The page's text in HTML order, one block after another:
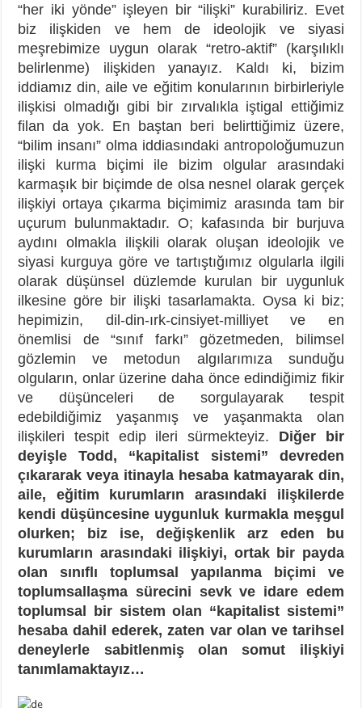
“her iki yönde” işleyen bir “ilişki” kurabiliriz. Evet
biz ilişkiden ve hem de ideolojik ve siyasi
meşrebimize uygun olarak “retro-aktif” (karşılıklı
belirlenme) ilişkiden yanayız. Kaldı ki, bizim
iddiamız din, aile ve eğitim konularının birbirleriyle
ilişkisi olmadığı gibi bir zırvalıkla iştigal ettiğimiz
filan da yok. En baştan beri belirttiğimiz üzere,
“bilim insanı” olma iddiasındaki antropoloğumuzun
ilişki kurma biçimi ile bizim olgular arasındaki
karmaşık bir biçimde de olsa nesnel olarak gerçek
ilişkiyi ortaya çıkarma biçimimiz arasında tam bir
uçurum bulunmaktadır. O; kafasında bir burjuva
aydını olmakla ilişkili olarak oluşan ideolojik ve
siyasi kurguya göre ve tartıştığımız olgularla ilgili
olarak düşünsel düzlemde kurulan bir uygunluk
ilkesine göre bir ilişki tasarlamakta. Oysa ki biz;
hepimizin, dil-din-ırk-cinsiyet-milliyet ve en
önemlisi de “sınıf farkı” gözetmeden, bilimsel
gözlemin ve metodun algılarımıza sunduğu
olguların, onlar üzerine daha önce edindiğimiz fikir
ve düşünceleri de sorgulayarak tespit
edebildiğimiz yaşanmış ve yaşanmakta olan
ilişkileri tespit edip ileri sürmekteyiz. Diğer bir
deyişle Todd, “kapitalist sistemi” devreden
çıkararak veya itinayla hesaba katmayarak din,
aile, eğitim kurumların arasındaki ilişkilerde
kendi düşüncesine uygunluk kurmakla meşgul
olurken; biz ise, değişkenlik arz eden bu
kurumların arasındaki ilişkiyi, ortak bir payda
olan sınıflı toplumsal yapılanma biçimi ve
toplumsallaşma sürecini sevk ve idare edem
toplumsal bir sistem olan “kapitalist sistemi”
hesaba dahil ederek, zaten var olan ve tarihsel
deneylerle sabitlenmiş olan somut ilişkiyi
tanımlamaktayız…